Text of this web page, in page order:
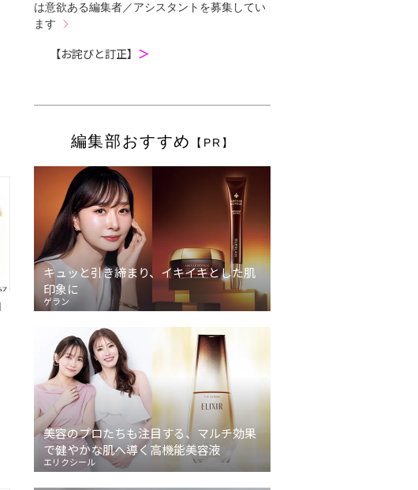
は意欲ある編集者／アシスタントを募集してい
ます
【お詫びと訂正】 ＞
編集部おすすめ 【PR】
キュッと引き締まり、イキイキとした肌
印象に
ゲラン
美容のプロたちも注目する、マルチ効果
で健やかな肌へ導く高機能美容液
エリクシール